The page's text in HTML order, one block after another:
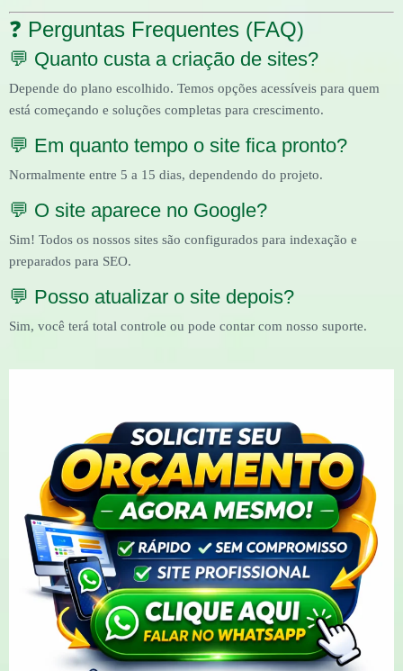
❓ Perguntas Frequentes (FAQ)
💬 Quanto custa a criação de sites?
Depende do plano escolhido. Temos opções acessíveis para quem
está começando e soluções completas para crescimento.
💬 Em quanto tempo o site fica pronto?
Normalmente entre 5 a 15 dias, dependendo do projeto.
💬 O site aparece no Google?
Sim! Todos os nossos sites são configurados para indexação e
preparados para SEO.
💬 Posso atualizar o site depois?
Sim, você terá total controle ou pode contar com nosso suporte.